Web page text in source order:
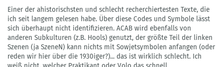
Einer der ahistorischsten und schlecht recherchiertesten Texte, die
ich seit langem gelesen habe. Über diese Codes und Symbole lässt
sich überhaupt nicht identifizieren. ACAB wird ebenfalls von
anderen Subkulturen (z.B. Hools) genutzt, der größte Teil der linken
Szenen (ja SzeneN) kann nichts mit Sowjetsymbolen anfangen (oder
reden wir hier über die 1930iger?)... das ist wirklich schlecht. Ich